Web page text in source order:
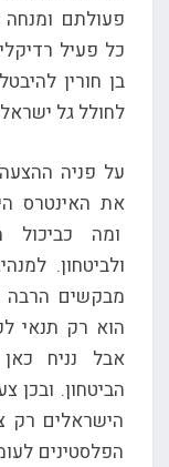
פעולתם ומנחה
כל פעיל
בן חורין
לחולל גל
על פניה
את האינטרס
ומה כביכול
ולביטחון.
מבקשים הרבה
הוא רק תנאי
אבל נניח
הביטחון. ובכן
הישראלים רק
הפלסטינים